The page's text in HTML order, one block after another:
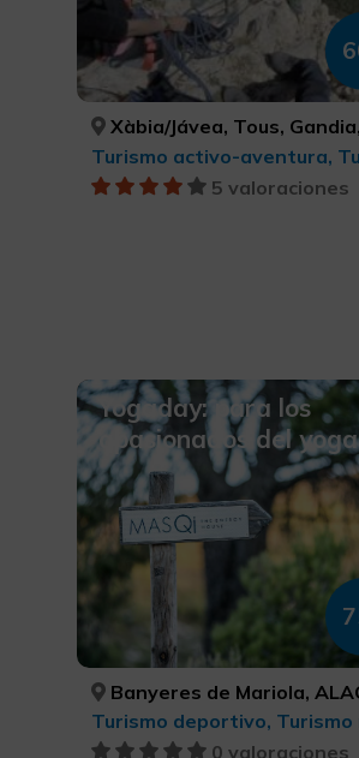
Xàbia/Jávea, Tous, Gandia, Benidorm, Tavernes de la Valldigna, Ibi, Relleu, Xeraco, Parcent, Polop, Enguera, ALACANT/ALICANTE, VALÈNCIA, VALÈNCIA, ALACANT/ALICANTE, VALÈNCIA, ALACANT/ALICANTE, ALACANT/ALICANTE, VALÈNCIA, ALACANT/ALICANTE,
5 valoraciones
Yogaday: para los
apasionados del yoga
Banyeres de Mariola, ALACANT/
0 valoraciones